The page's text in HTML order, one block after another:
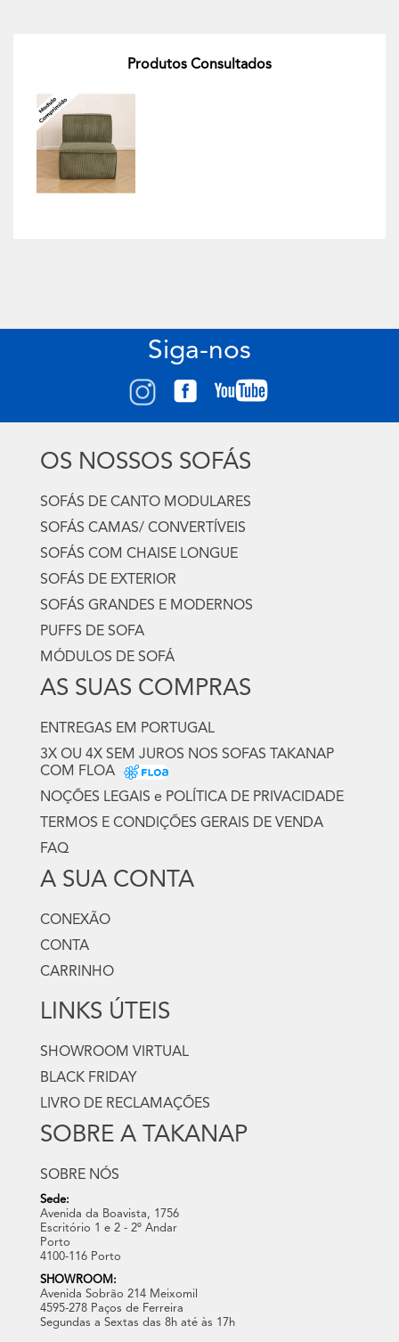
Produtos Consultados
Siga-nos
OS NOSSOS SOFÁS
SOFÁS DE CANTO MODULARES
SOFÁS CAMAS/ CONVERTÍVEIS
SOFÁS COM CHAISE LONGUE
SOFÁS DE EXTERIOR
SOFÁS GRANDES E MODERNOS
PUFFS DE SOFA
MÓDULOS DE SOFÁ
AS SUAS COMPRAS
ENTREGAS EM PORTUGAL
3X OU 4X SEM JUROS NOS SOFAS TAKANAP
COM FLOA
NOÇÕES LEGAIS e POLÍTICA DE PRIVACIDADE
TERMOS E CONDIÇÕES GERAIS DE VENDA
FAQ
A SUA CONTA
CONEXÃO
CONTA
CARRINHO
LINKS ÚTEIS
SHOWROOM VIRTUAL
BLACK FRIDAY
LIVRO DE RECLAMAÇÕES
SOBRE A TAKANAP
SOBRE NÓS
Sede:
Avenida da Boavista, 1756
Escritório 1 e 2 - 2º Andar
Porto
4100-116 Porto
SHOWROOM:
Avenida Sobrão 214 Meixomil
4595-278 Paços de Ferreira
Segundas a Sextas das 8h até às 17h